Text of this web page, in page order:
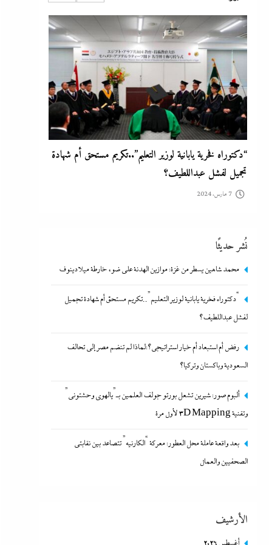
7 مارس، 2024
“دكتوراه فخرية يابانية لوزير التعليم”..تكريم مستحق أم شهادة
تجميل لفشل عبداللطيف؟
7 مارس، 2024
رفض أم استبعاد أم خيار استراتيجي؟:لماذا لم تنضم مصر إلى
تحالف السعودية وباكستان وتركيا؟
ألبوم صور: شيرين تشعل بورتو جولف العلمين بـ”يالهوى
نُشر حديثًا
محمد شاهين يسطر من غزة: موازين الهدنة على ضوء خارطة ميلادينوف
“دكتوراه فخرية يابانية لوزير التعليم”..تكريم مستحق أم شهادة تجميل
لفشل عبداللطيف؟
رفض أم استبعاد أم خيار استراتيجي؟:لماذا لم تنضم مصر إلى تحالف
السعودية وباكستان وتركيا؟
ألبوم صور: شيرين تشعل بورتو جولف العلمين بـ”يالهوى وحشتونى”
وتقنية 3D Mapping لأول مرة
بعد واقعة عاملة محل العطور: معركة “الكارنيه” تتصاعد بين نقابتى
الصحفيين والعمال
الأرشيف